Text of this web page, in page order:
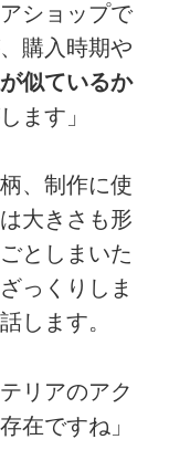
ショップで
購入時期や
似ているか
ます」
、制作に使
大きさも形
としまいた
っくりしま
します。
リアのアク
在ですね」